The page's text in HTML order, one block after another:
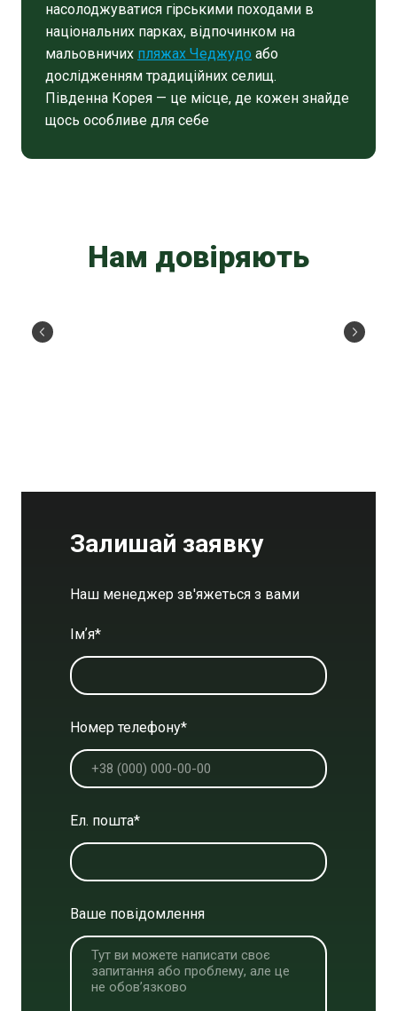
насолоджуватися гірськими походами в
національних парках, відпочинком на
мальовничих пляжах Чеджудо або
дослідженням традиційних селищ.
Південна Корея — це місце, де кожен знайде
щось особливе для себе
Нам довіряють
Залишай заявку
Наш менеджер зв'яжеться з вами
Імʼя*
Номер телефону*
Ел. пошта*
Ваше повідомлення